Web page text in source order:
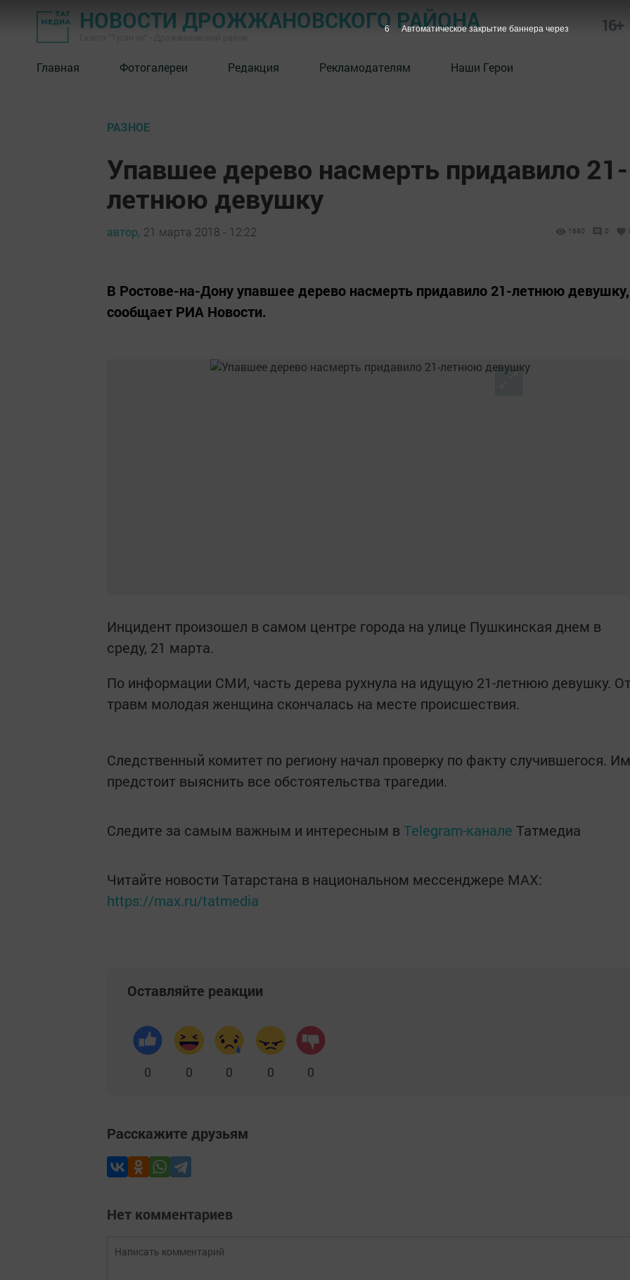
НОВОСТИ ДРОЖЖАНОВСКОГО РАЙОНА 16+
Главная Фотогалереи Редакция Рекламодателям Наши Герои
РАЗНОЕ
Упавшее дерево насмерть придавило 21-
летнюю девушку
автор, 21 марта 2018 - 12:22 1680 0
В Ростове-на-Дону упавшее дерево насмерть придавило 21-летнюю девушку,
сообщает РИА Новости.
Инцидент произошел в самом центре города на улице Пушкинская днем в
среду, 21 марта.
По информации СМИ, часть дерева рухнула на идущую 21-летнюю девушку.
травм молодая женщина скончалась на месте происшествия.
Следственный комитет по региону начал проверку по факту случившегося. Им
предстоит выяснить все обстоятельства трагедии.
Следите за самым важным и интересным в Telegram-канале Татмедиа
Читайте новости Татарстана в национальном мессенджере MАХ:
https://max.ru/tatmedia
Оставляйте реакции
0 0 0 0 0
Расскажите друзьям
Нет комментариев
5 Автоматическое закрытие баннера через